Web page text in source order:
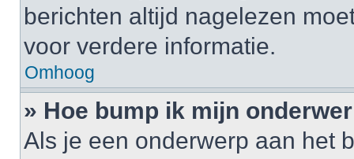
berichten altijd nagelezen
voor verdere informatie.
Omhoog
» Hoe bump ik mijn
Als je een onderwerp aan het